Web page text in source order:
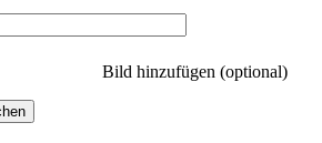
Bild hinzufügen (optional)